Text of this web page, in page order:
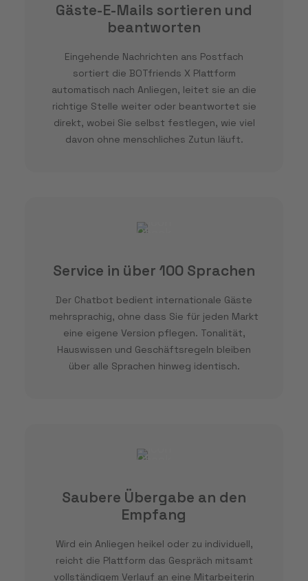
Gäste-E-Mails sortieren und
beantworten
Eingehende Nachrichten ans Postfach
sortiert die BOTfriends X Plattform
automatisch nach Anliegen, leitet sie an die
richtige Stelle weiter oder beantwortet sie
direkt, wobei Sie selbst festlegen, wie viel
davon ohne menschliches Zutun läuft.
Service in über 100 Sprachen
Der Chatbot bedient internationale Gäste
mehrsprachig, ohne dass Sie für jeden Markt
eine eigene Version pflegen. Tonalität,
Hauswissen und Geschäftsregeln bleiben
über alle Sprachen hinweg identisch.
Saubere Übergabe an den
Empfang
Wird ein Anliegen heikel oder zu individuell,
reicht die Plattform das Gespräch mitsamt
vollständigem Verlauf an eine Mitarbeiterin